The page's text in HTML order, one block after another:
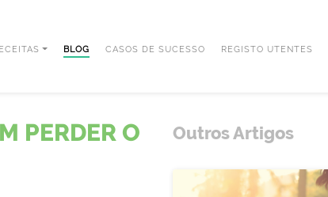
BLOG CASOS DE SUCESSO REGISTO UTENTES
PERDER O
Outros Artigos